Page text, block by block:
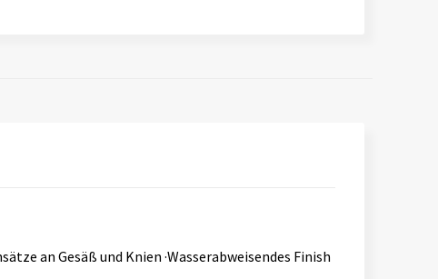
an Gesäß und Knien ·Wasserabweisendes Finish